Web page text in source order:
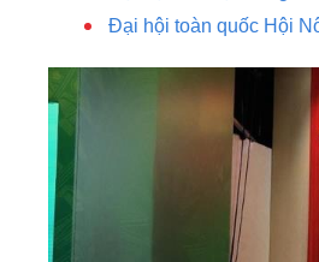
Đại hội toàn quốc Hội